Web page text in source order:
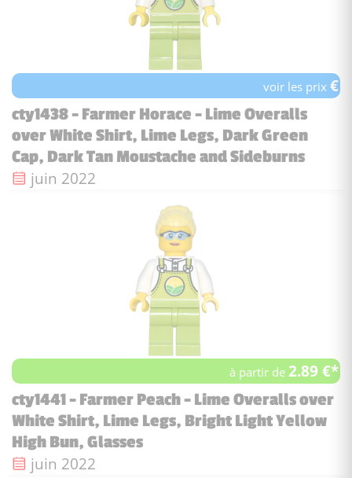
voir les prix€
cty1438 - Farmer Horace - Lime Overalls
over White Shirt, Lime Legs, Dark Green
Cap, Dark Tan Moustache and Sideburns
Date de sortie :
juin 2022
à partir de2.89 €*
cty1441 - Farmer Peach - Lime Overalls over
White Shirt, Lime Legs, Bright Light Yellow
High Bun, Glasses
Date de sortie :
juin 2022